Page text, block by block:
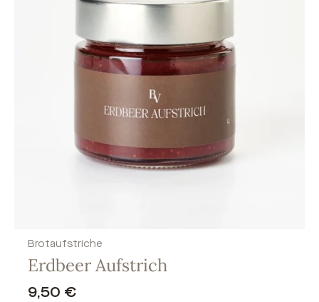
Brotaufstriche
Erdbeer Aufstrich
9,50 €